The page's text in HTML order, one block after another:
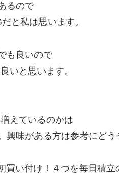
るので
と私は思います。
も良いので
いと思います。
えているのかは
興味がある方は参考にどう
買い付け！４つを毎日積立